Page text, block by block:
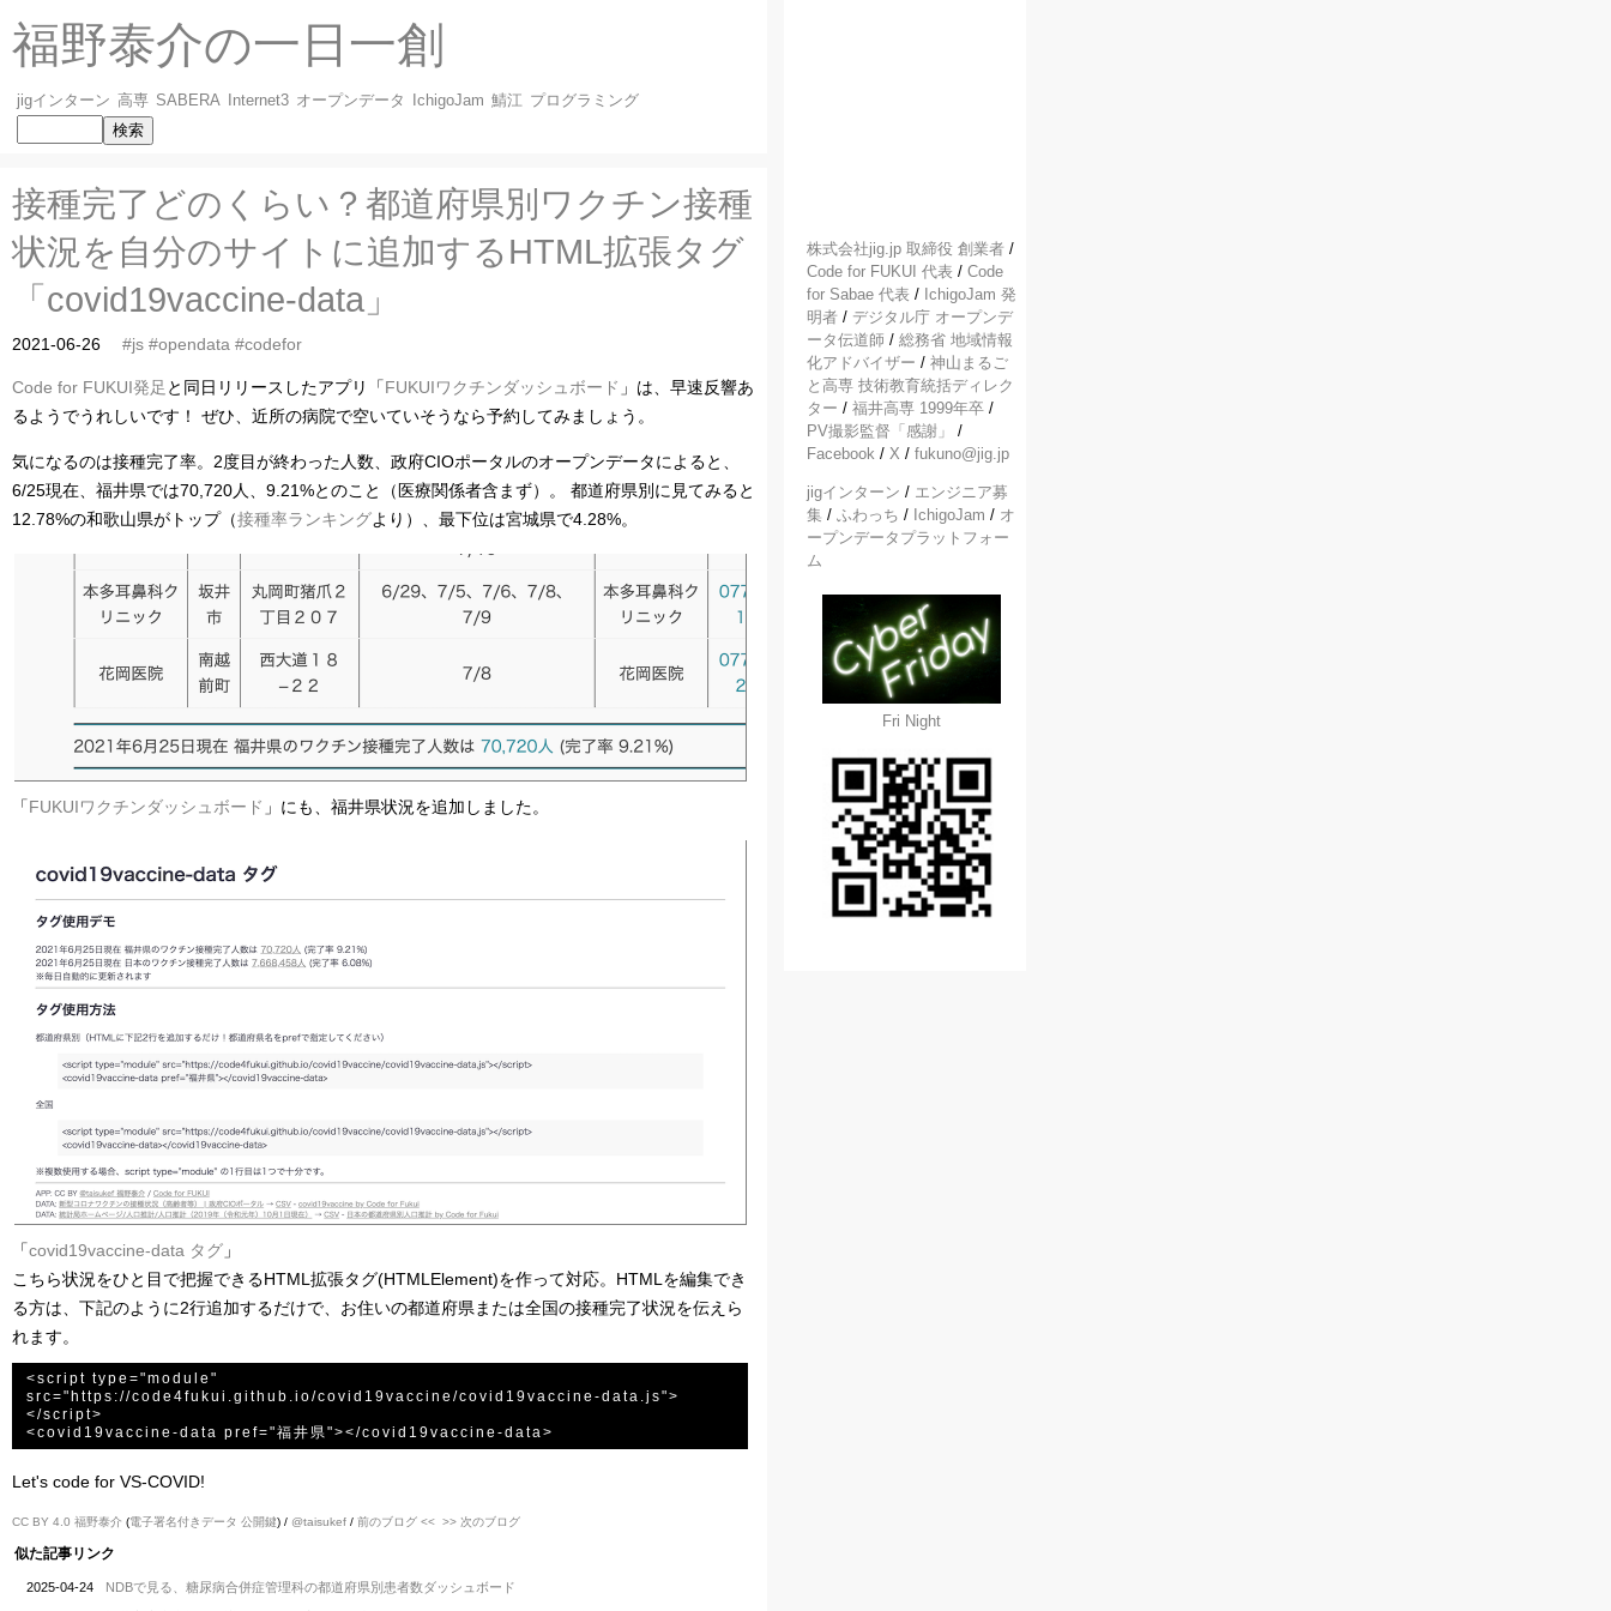
福野泰介の一日一創
jigインターン 高専 SABERA Internet3 オープンデータ IchigoJam 鯖江 プログラミング
接種完了どのくらい？都道府県別ワクチン接種
状況を自分のサイトに追加するHTML拡張タグ
「covid19vaccine-data」
2021-06-26 #js #opendata #codefor
Code for FUKUI発足 と同日リリースしたアプリ「FUKUIワクチンダッシュボード 」は、早速反響あ
るようでうれしいです！ ぜひ、近所の病院で空いていそうなら予約してみましょう。
気になるのは接種完了率。2度目が終わった人数、政府CIOポータルのオープンデータによると、
6/25現在、福井県では70,720人、9.21%とのこと（医療関係者含まず）。 都道府県別に見てみると
12.78%の和歌山県がトップ（接種率ランキングより）、最下位は宮城県で4.28%。
「FUKUIワクチンダッシュボード 」にも、福井県状況を追加しました。
「covid19vaccine-data タグ 」
こちら状況をひと目で把握できるHTML拡張タグ(HTMLElement)を作って対応。HTMLを編集でき
る方は、下記のように2行追加するだけで、お住いの都道府県または全国の接種完了状況を伝えら
れます。
<script type="module"
src="https://code4fukui.github.io/covid19vaccine/covid19vaccine-data.js">
</script>
Let's code for VS-COVID!
CC BY 4.0 福野泰介 (電子署名付きデータ 公開鍵) / @taisukef / 前のブログ << >> 次のブログ
似た記事リンク
2025-04-24 NDBで見る、糖尿病合併症管理科の都道府県別患者数ダッシュボード
株式会社jig.jp 取締役 創業者 /
Code for FUKUI 代表 / Code
for Sabae 代表 / IchigoJam 発
明者 / デジタル庁 オープンデ
ータ伝道師 / 総務省 地域情報
化アドバイザー / 神山まるご
と高専 技術教育統括ディレク
ター / 福井高専 1999年卒 /
PV撮影監督「感謝」
/
Facebook / X / fukuno@jig.jp
jigインターン / エンジニア募
集 / ふわっち / IchigoJam / オ
ープンデータプラットフォー
ム
Fri Night